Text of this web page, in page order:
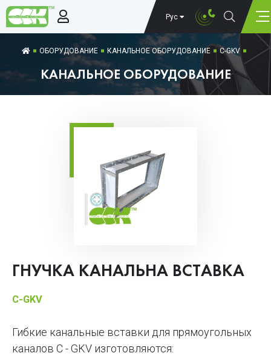
Рус
ОБОРУДОВАНИЕ КАНАЛЬНОЕ ОБОРУДОВАНИЕ C-GKV
КАНАЛЬНОЕ ОБОРУДОВАНИЕ
ГНУЧКА КАНАЛЬНА ВСТАВКА
C-GKV
Гибкие канальные вставки для прямоугольных
каналов C - GKV изготовляются: